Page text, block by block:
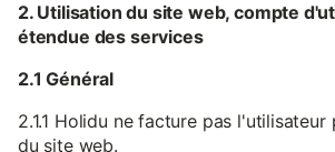
2. Utilisation du site web, compte
étendue des services
2.1 Général
2.1.1 Holidu ne facture pas
du site web.